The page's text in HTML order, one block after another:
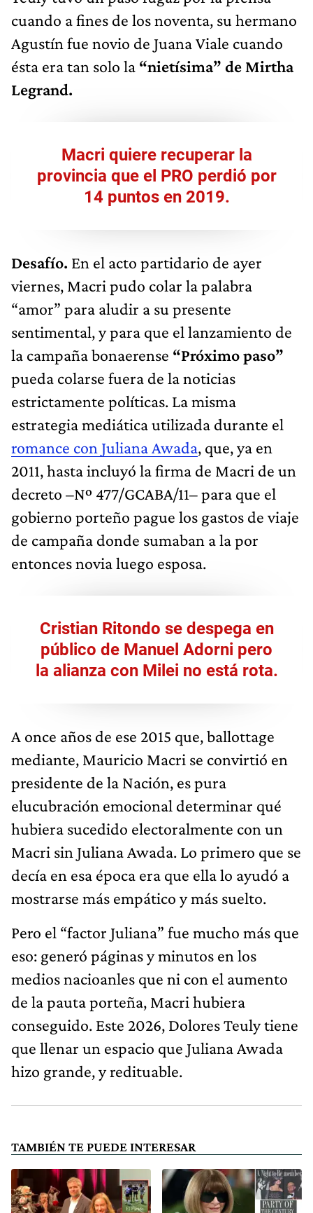
cuando a fines de los noventa, su hermano
Agustín fue novio de Juana Viale cuando
ésta era tan solo la “nietísima” de Mirtha
Legrand.
Macri quiere recuperar la
provincia que el PRO perdió por
14 puntos en 2019.
Desafío. En el acto partidario de ayer
viernes, Macri pudo colar la palabra
“amor” para aludir a su presente
sentimental, y para que el lanzamiento de
la campaña bonaerense “Próximo paso”
pueda colarse fuera de la noticias
estrictamente políticas. La misma
estrategia mediática utilizada durante el
romance con Juliana Awada, que, ya en
2011, hasta incluyó la firma de Macri de un
decreto –Nº 477/GCABA/11– para que el
gobierno porteño pague los gastos de viaje
de campaña donde sumaban a la por
entonces novia luego esposa.
Cristian Ritondo se despega en
público de Manuel Adorni pero
la alianza con Milei no está rota.
A once años de ese 2015 que, ballottage
mediante, Mauricio Macri se convirtió en
presidente de la Nación, es pura
elucubración emocional determinar qué
hubiera sucedido electoralmente con un
Macri sin Juliana Awada. Lo primero que se
decía en esa época era que ella lo ayudó a
mostrarse más empático y más suelto.
Pero el “factor Juliana” fue mucho más que
eso: generó páginas y minutos en los
medios nacioanles que ni con el aumento
de la pauta porteña, Macri hubiera
conseguido. Este 2026, Dolores Teuly tiene
que llenar un espacio que Juliana Awada
hizo grande, y redituable.
TAMBIÉN TE PUEDE INTERESAR